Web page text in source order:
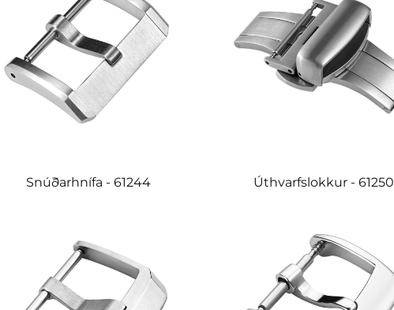
Snúðarhnífa - 61244 Úthvarfslokkur - 61250